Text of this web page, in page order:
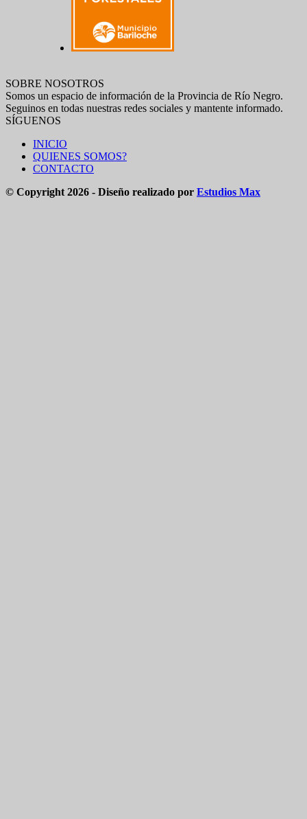
SOBRE NOSOTROS
Somos un espacio de información de la Provincia de Río Negro.
Seguinos en todas nuestras redes sociales y mantente informado.
SÍGUENOS
INICIO
QUIENES SOMOS?
CONTACTO
© Copyright 2026 - Diseño realizado por Estudios Max